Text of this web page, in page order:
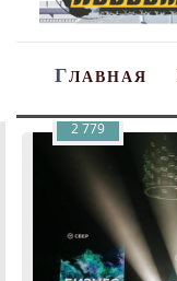
ГЛАВНАЯ
2 779